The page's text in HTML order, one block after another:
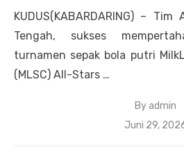
KUDUS(KABARDARING) –
Tengah, sukses
turnamen sepak bola putri
(MLSC) All-Stars …
By admin
Posted
Juni 29,